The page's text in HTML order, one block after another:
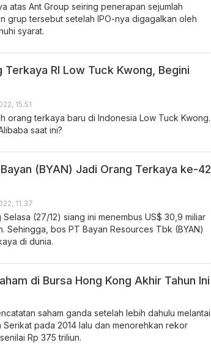
atas Ant Group seiring penerapan sejumlah
grup tersebut setelah IPO-nya digagalkan oleh
syarat.
Terkaya RI Low Tuck Kwong, Begini
15.51
orang terkaya baru di Indonesia Low Tuck Kwong.
saat ini?
(BYAN) Jadi Orang Terkaya ke-42
11.37
(27/12) siang ini menembus US$ 30,9 miliar
Sehingga, bos PT Bayan Resources Tbk (BYAN)
di dunia.
di Bursa Hong Kong Akhir Tahun Ini
saham ganda setelah lebih dahulu melantai
Serikat pada 2014 lalu dan menorehkan rekor
Rp 375 triliun.